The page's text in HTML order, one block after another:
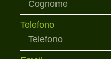
Telefono